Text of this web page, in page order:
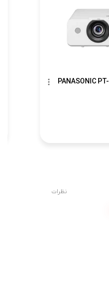
ویدئو پروژکتور پاناسونیک PANASONIC PT-
نظرات